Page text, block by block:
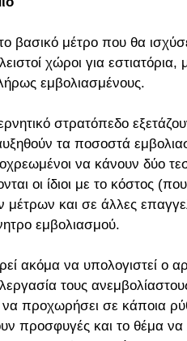
μέτρο που θα
χώροι για
εμβολιασμένους.
στρατόπεδο
τα ποσοστά
να κάνουν δύο
οι ίδιοι με το κόστος
μέτρων και σε άλλες
εμβολιασμού.
ακόμα να υπολογιστεί ο
τους
προχωρήσει σε κάποια
προσφυγές και το θέμα να